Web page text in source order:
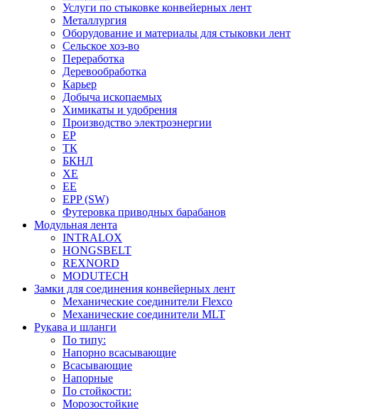
Услуги по стыковке конвейерных лент
Металлургия
Оборудование и материалы для стыковки лент
Сельское хоз-во
Переработка
Деревообработка
Карьер
Добыча ископаемых
Химикаты и удобрения
Производство электроэнергии
EP
ТК
БКНЛ
XE
EE
EPP (SW)
Футеровка приводных барабанов
Модульная лента
INTRALOX
HONGSBELT
REXNORD
MODUTECH
Замки для соединения конвейерных лент
Механические соединители Flexco
Механические соединители MLT
Рукава и шланги
По типу:
Напорно всасывающие
Всасывающие
Напорные
По стойкости:
Морозостойкие